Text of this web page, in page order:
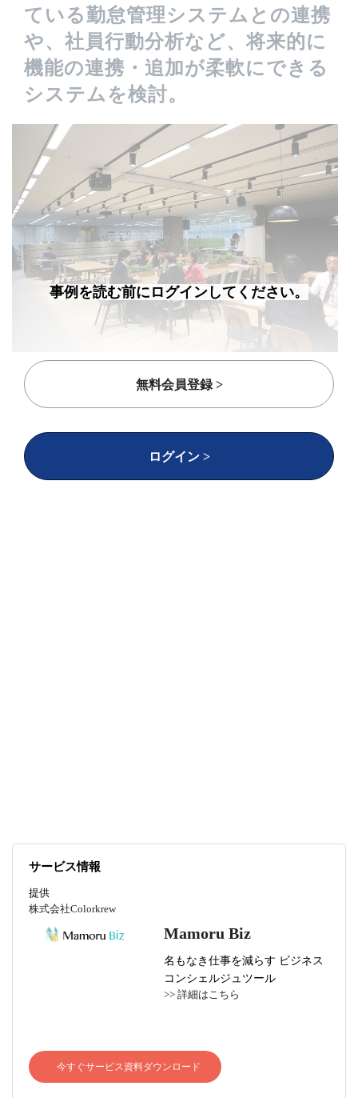
ている勤怠管理システムとの連携
や、社員行動分析など、将来的に
機能の連携・追加が柔軟にできる
システムを検討。
近年より、社員が新たな発想を生み出すための時
間や力を引き出すために、働き方改革を進めてい
る。 シンクライアントやフレックスタイム制（コ
アタイム11時～14時）の導入などにより、場所や
事例を読む前にログインしてください。
無料会員登録 >
ログイン >
サービス情報
提供
株式会社Colorkrew
Mamoru Biz
名もなき仕事を減らす ビジネス
コンシェルジュツール
>> 詳細はこちら
今すぐサービス資料ダウンロード